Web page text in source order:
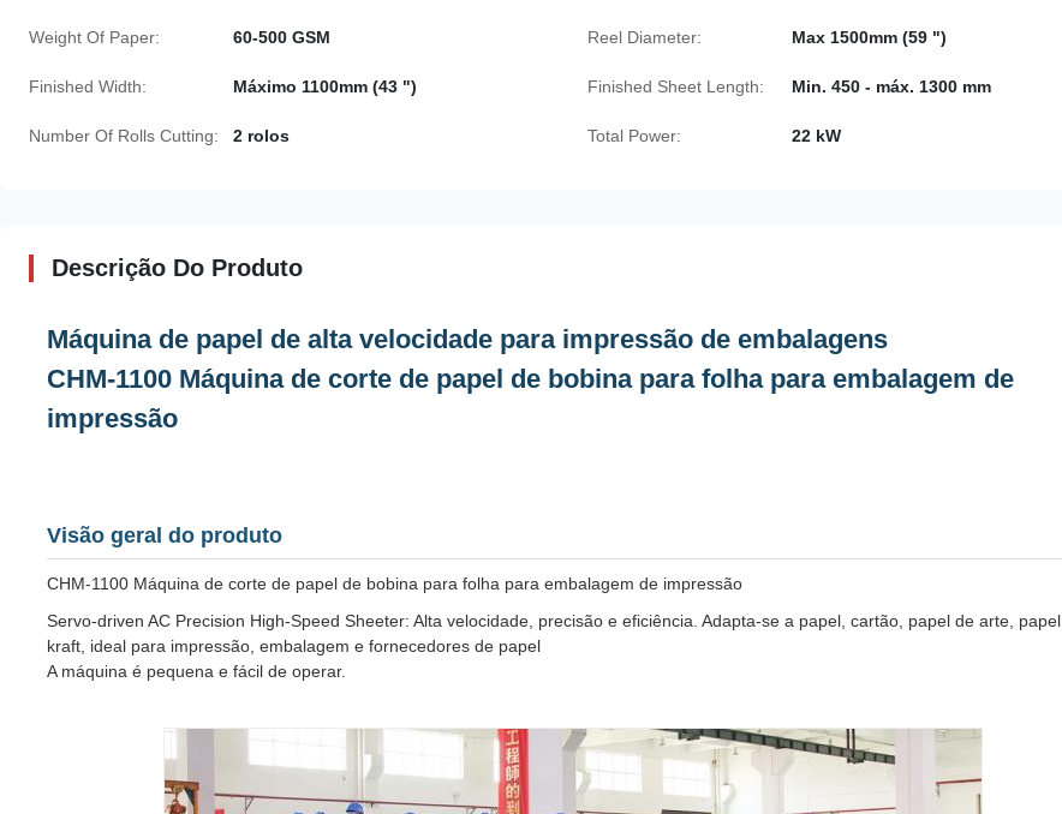
Weight Of Paper: 60-500 GSM Reel Diameter: Max 1500mm (59 ")
Finished Width: Máximo 1100mm (43 ") Finished Sheet Length: Min. 450 - máx. 1300 mm
Number Of Rolls Cutting: 2 rolos Total Power: 22 kW
Descrição Do Produto
Máquina de papel de alta velocidade para impressão de embalagens
CHM-1100 Máquina de corte de papel de bobina para folha para embalagem de
impressão
Visão geral do produto
CHM-1100 Máquina de corte de papel de bobina para folha para embalagem de impressão
Servo-driven AC Precision High-Speed Sheeter: Alta velocidade, precisão e eficiência. Adapta-se a papel, cartão, papel de arte, papel
kraft, ideal para impressão, embalagem e fornecedores de papel
A máquina é pequena e fácil de operar.